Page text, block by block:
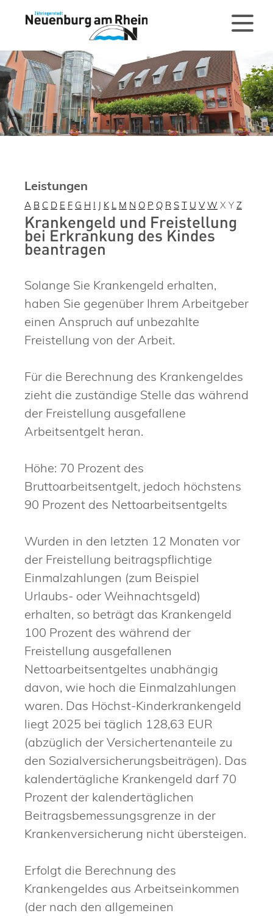
Leistungen
A B C D E F G H I J K L M N O P Q R S T U V W X Y Z
Krankengeld und Freistellung
bei Erkrankung des Kindes
beantragen
Solange Sie Krankengeld erhalten,
haben Sie gegenüber Ihrem Arbeitgeber
einen Anspruch auf unbezahlte
Freistellung von der Arbeit.
Für die Berechnung des Krankengeldes
zieht die zuständige Stelle das während
der Freistellung ausgefallene
Arbeitsentgelt heran.
Höhe: 70 Prozent des
Bruttoarbeitsentgelt, jedoch höchstens
90 Prozent des Nettoarbeitsentgelts
Wurden in den letzten 12 Monaten vor
der Freistellung beitragspflichtige
Einmalzahlungen (zum Beispiel
Urlaubs- oder Weihnachtsgeld)
erhalten, so beträgt das Krankengeld
100 Prozent des während der
Freistellung ausgefallenen
Nettoarbeitsentgeltes unabhängig
davon, wie hoch die Einmalzahlungen
waren. Das Höchst-Kinderkrankengeld
liegt 2025 bei täglich 128,63 EUR
(abzüglich der Versichertenanteile zu
den Sozialversicherungsbeiträgen). Das
kalendertägliche Krankengeld darf 70
Prozent der kalendertäglichen
Beitragsbemessungsgrenze in der
Krankenversicherung nicht übersteigen.
Erfolgt die Berechnung des
Krankengeldes aus Arbeitseinkommen
(der nach den allgemeinen